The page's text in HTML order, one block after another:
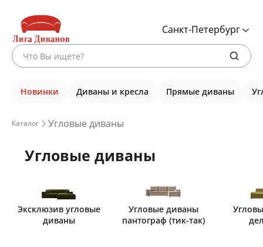
Санкт-Петербург
Новинки Диваны и кресла Прямые диваны
Каталог Угловые диваны
Угловые диваны
Эксклюзив угловые
диваны
Угловые диваны
пантограф (тик-так)